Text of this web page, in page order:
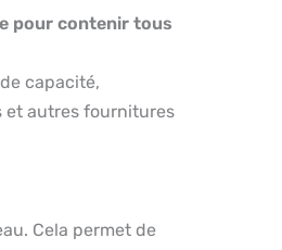
pour contenir tous
capacité,
et autres fournitures
Cela permet de